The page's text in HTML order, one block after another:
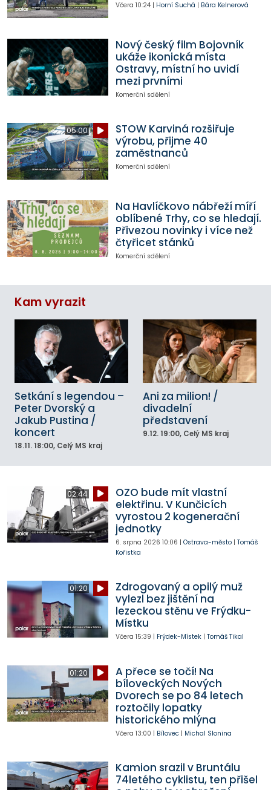
Včera 10:24| Horní Suchá | Bára Kelnerová
Nový český film Bojovník
ukáže ikonická místa
Ostravy, místní ho uvidí
mezi prvními
Komerční sdělení
05:00
STOW Karviná rozšiřuje
výrobu, přijme 40
zaměstnanců
Komerční sdělení
Na Havlíčkovo nábřeží míří
oblíbené Trhy, co se hledají.
Přivezou novinky i více než
čtyřicet stánků
Komerční sdělení
Kam vyrazit
Setkání s legendou –
Peter Dvorský a
Jakub Pustina /
koncert
18.11. 18:00, Celý MS kraj
Ani za milion! /
divadelní
představení
9.12. 19:00, Celý MS kraj
02:44
OZO bude mít vlastní
elektřinu. V Kunčicích
vyrostou 2 kogenerační
jednotky
6. srpna 2026 10:06 | Ostrava-město| Tomáš
Kořistka
01:20
Zdrogovaný a opilý muž
vylezl bez jištění na
lezeckou stěnu ve Frýdku-
Místku
Včera 15:39 | Frýdek-Místek| Tomáš Tikal
01:20
A přece se točí! Na
bíloveckých Nových
Dvorech se po 84 letech
roztočily lopatky
historického mlýna
Včera 13:00 | Bílovec| Michal Slonina
Kamion srazil v Bruntálu
74letého cyklistu, ten přišel